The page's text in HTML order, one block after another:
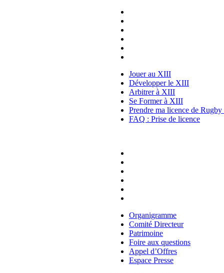
Jouer au XIII
Développer le XIII
Arbitrer à XIII
Se Former à XIII
Prendre ma licence de
FAQ : Prise de licence
Organigramme
Comité Directeur
Patrimoine
Foire aux questions
Appel d’Offres
Espace Presse